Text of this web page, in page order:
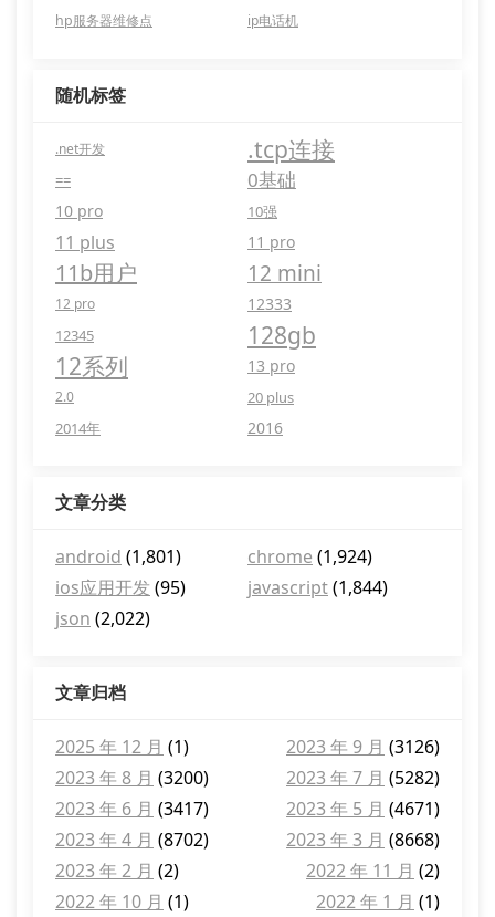
hp服务器维修点
ip电话机
随机标签
.net开发 .tcp连接
== 0基础
10 pro 10强
11 plus 11 pro
11b用户 12 mini
12 pro 12333
12345
128gb
12系列
13 pro
2.0
20 plus
2014年
2016
文章分类
android (1,801) chrome (1,924)
ios应用开发 (95) javascript(1,844)
json (2,022)
文章归档
2025 年 12 月 (1) 2023 年 9 月 (3126)
2023 年 8 月 (3200) 2023 年 7 月 (5282)
2023 年 6 月 (3417) 2023 年 5 月 (4671)
2023 年 4 月 (8702) 2023 年 3 月 (8668)
2023 年 2 月 (2) 2022 年 11 月 (2)
2022 年 10 月 (1) 2022 年 1 月 (1)